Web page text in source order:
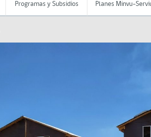
Programas y Subsidios Planes Minvu-